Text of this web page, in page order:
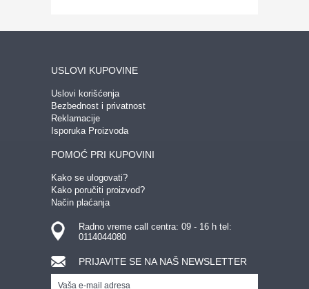
USLOVI KUPOVINE
Uslovi korišćenja
Bezbednost i privatnost
Reklamacije
Isporuka Proizvoda
POMOĆ PRI KUPOVINI
Kako se ulogovati?
Kako poručiti proizvod?
Način plaćanja
Radno vreme call centra: 09 - 16 h tel:
0114044080
PRIJAVITE SE NA NAŠ NEWSLETTER